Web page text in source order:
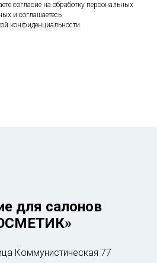
согласие на обработку персональных
и соглашаетесь
конфиденциальности
для салонов
Коммунистическая 77